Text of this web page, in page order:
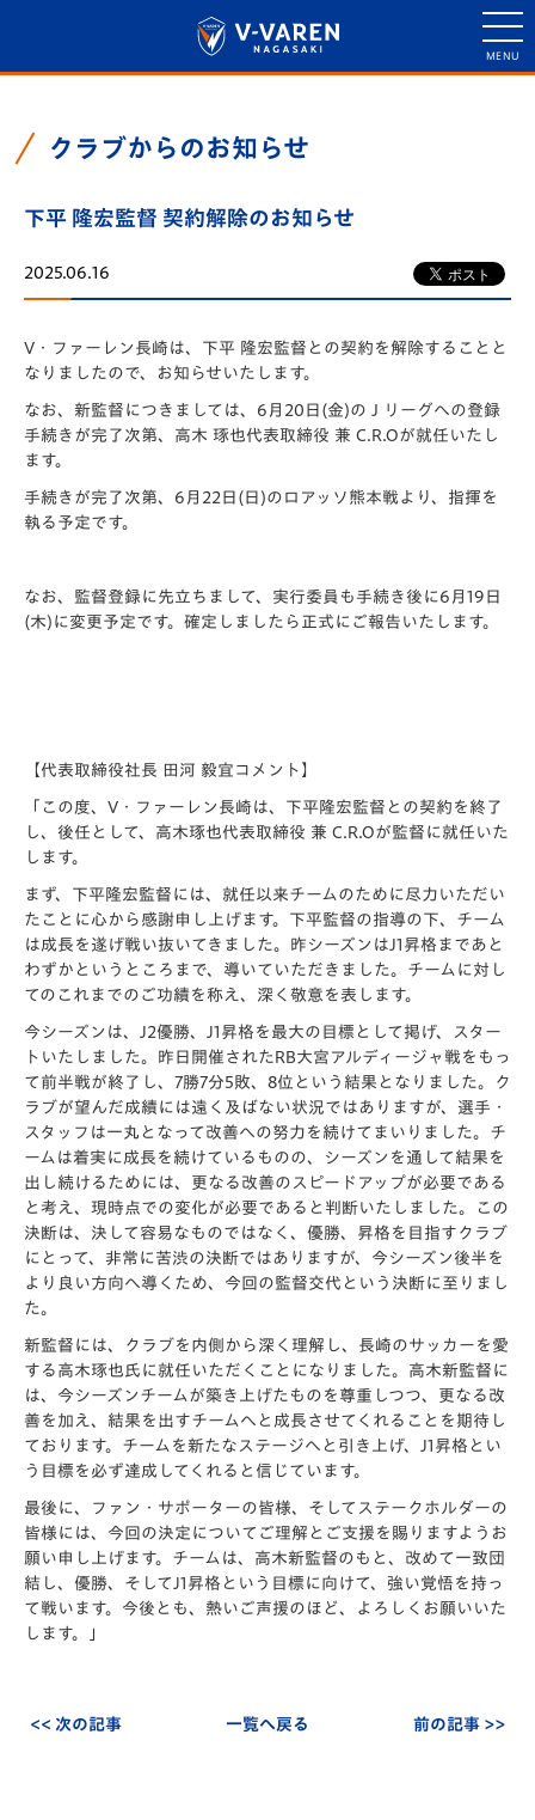
クラブからのお知らせ
下平 隆宏監督 契約解除のお知らせ
2025.06.16
V・ファーレン長崎は、下平 隆宏監督との契約を解除することと
なりましたので、お知らせいたします。
なお、新監督につきましては、6月20日(金)のＪリーグへの登録
手続きが完了次第、高木 琢也代表取締役 兼 C.R.Oが就任いたし
ます。
手続きが完了次第、6月22日(日)のロアッソ熊本戦より、指揮を
執る予定です。
なお、監督登録に先立ちまして、実行委員も手続き後に6月19日
(木)に変更予定です。確定しましたら正式にご報告いたします。
【代表取締役社長 田河 毅宜コメント】
「この度、V・ファーレン長崎は、下平隆宏監督との契約を終了
し、後任として、高木琢也代表取締役 兼 C.R.Oが監督に就任いた
します。
まず、下平隆宏監督には、就任以来チームのために尽力いただい
たことに心から感謝申し上げます。下平監督の指導の下、チーム
は成長を遂げ戦い抜いてきました。昨シーズンはJ1昇格まであと
わずかというところまで、導いていただきました。チームに対し
てのこれまでのご功績を称え、深く敬意を表します。
今シーズンは、J2優勝、J1昇格を最大の目標として掲げ、スター
トいたしました。昨日開催されたRB大宮アルディージャ戦をもっ
て前半戦が終了し、7勝7分5敗、8位という結果となりました。ク
ラブが望んだ成績には遠く及ばない状況ではありますが、選手・
スタッフは一丸となって改善への努力を続けてまいりました。チ
ームは着実に成長を続けているものの、シーズンを通して結果を
出し続けるためには、更なる改善のスピードアップが必要である
と考え、現時点での変化が必要であると判断いたしました。この
決断は、決して容易なものではなく、優勝、昇格を目指すクラブ
にとって、非常に苦渋の決断ではありますが、今シーズン後半を
より良い方向へ導くため、今回の監督交代という決断に至りまし
た。
新監督には、クラブを内側から深く理解し、長崎のサッカーを愛
する高木琢也氏に就任いただくことになりました。高木新監督に
は、今シーズンチームが築き上げたものを尊重しつつ、更なる改
善を加え、結果を出すチームへと成長させてくれることを期待し
ております。チームを新たなステージへと引き上げ、J1昇格とい
う目標を必ず達成してくれると信じています。
最後に、ファン・サポーターの皆様、そしてステークホルダーの
皆様には、今回の決定についてご理解とご支援を賜りますようお
願い申し上げます。チームは、高木新監督のもと、改めて一致団
結し、優勝、そしてJ1昇格という目標に向けて、強い覚悟を持っ
て戦います。今後とも、熱いご声援のほど、よろしくお願いいた
します。」
<< 次の記事 一覧へ戻る 前の記事 >>